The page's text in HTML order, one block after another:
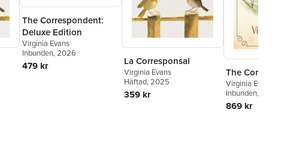
The Correspondent:
Deluxe Edition
Virginia Evans
Inbunden, 2026
479 kr La Corresponsal
Virginia Evans
Häftad, 2025
359 kr
The
Virginia Evans
Inbunden, 2025
869 kr